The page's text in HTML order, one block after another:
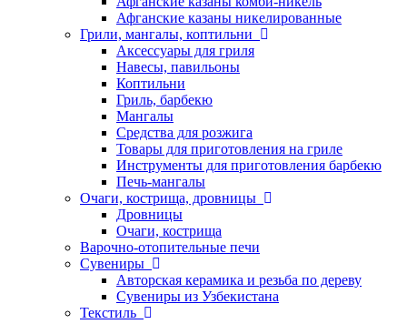
Афганские казаны никелированные
Грили, мангалы, коптильни
Аксессуары для гриля
Навесы, павильоны
Коптильни
Гриль, барбекю
Мангалы
Средства для розжига
Товары для приготовления на гриле
Инструменты для приготовления барбекю
Печь-мангалы
Очаги, кострища, дровницы
Дровницы
Очаги, кострища
Варочно-отопительные печи
Сувениры
Авторская керамика и резьба по дереву
Сувениры из Узбекистана
Текстиль